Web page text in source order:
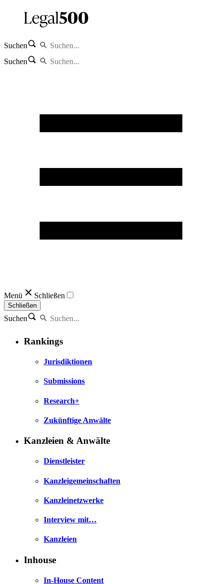
Suchen
Suchen
Menü Schließen
Schließen
Suchen
Rankings
Jurisdiktionen
Submissions
Research+
Zukünftige Anwälte
Kanzleien & Anwälte
Dienstleister
Kanzleigemeinschaften
Kanzleinetzwerke
Interview mit…
Kanzleien
Inhouse
In-House Content